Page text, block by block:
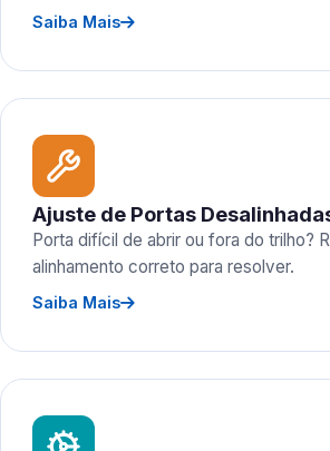
Saiba Mais
Ajuste de Portas
Porta difícil de abrir ou fora do trilho?
alinhamento correto para resolver.
Saiba Mais